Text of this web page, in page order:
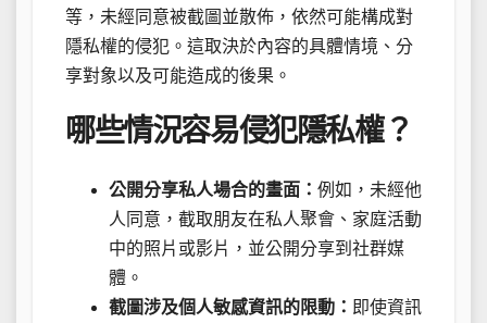
等，未經同意被截圖並散佈，依然可能構成對
隱私權的侵犯。這取決於內容的具體情境、分
享對象以及可能造成的後果。
哪些情況容易侵犯隱私權？
公開分享私人場合的畫面： 例如，未經他
人同意，截取朋友在私人聚會、家庭活動
中的照片或影片，並公開分享到社群媒
體。
截圖涉及個人敏感資訊的限動： 即使資訊